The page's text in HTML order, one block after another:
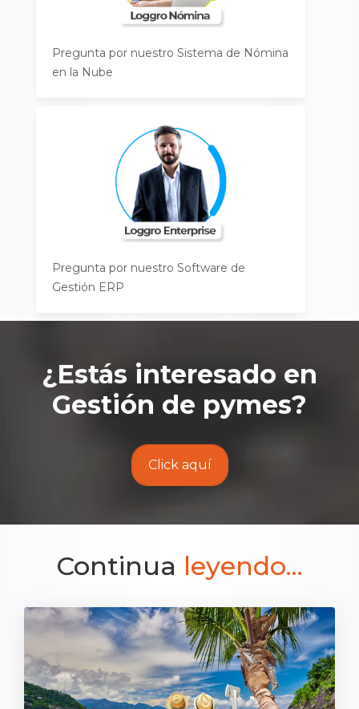
Pregunta por nuestro Sistema de Nómina
en la Nube
Pregunta por nuestro Software de
Gestión ERP
¿Estás interesado en
Gestión de pymes?
Click aquí
Continua leyendo...